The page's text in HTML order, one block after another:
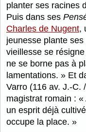
planter ses racines
Puis dans ses
Charles de Nugent,
jeunesse plante
vieillesse se
ne se borne pas à
lamentations.
Et
Varro (116 av. J.-C.
magistrat romain :
un esprit déjà
occupe la place.